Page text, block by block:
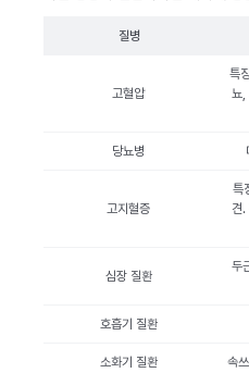
질병
고혈압
특
뇨,
당뇨병
고지혈증
특
견.
심장 질환
두
호흡기 질환
소화기 질환 속